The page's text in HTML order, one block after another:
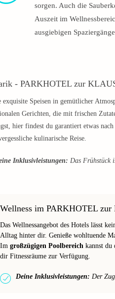
sorgen. Auch die
Auszeit im
ausgiebigen
- PARKHOTEL zur
exquisite Speisen in gemütlicher
Gerichten, die mit frischen
hier findest du garantiert etwas
kulinarische Reise.
Inklusivleistungen: Das Frühstück
Wellness im PARKHOTEL
Das Wellnessangebot des Hotels lässt
Alltag hinter dir. Genieße wohltuende
Im großzügigen Poolbereich kannst du
dir Fitnessräume zur Verfügung.
Deine Inklusivleistungen: Der